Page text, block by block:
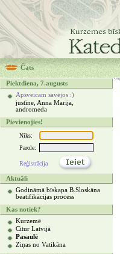
Čats
Piektdiena, 7.augusts
Apsveicam savējos :)
justīne, Anna Marija,
andromeda
Pievienojies!
Niks:
Parole:
Reģistrācija
Aktuāli
Godināmā bīskapa B.Sloskāna
beatifikācijas process
Kas notiek?
Kurzemē
Citur Latvijā
Pasaulē
Ziņas no Vatikāna